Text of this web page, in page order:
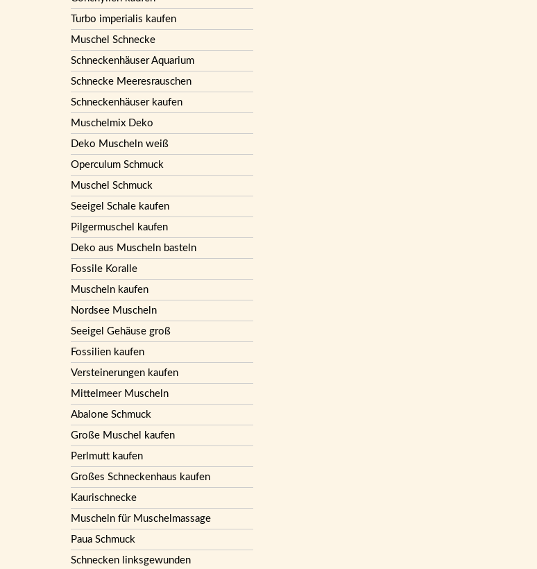
Turbo imperialis kaufen
Muschel Schnecke
Schneckenhäuser Aquarium
Schnecke Meeresrauschen
Schneckenhäuser kaufen
Muschelmix Deko
Deko Muscheln weiß
Operculum Schmuck
Muschel Schmuck
Seeigel Schale kaufen
Pilgermuschel kaufen
Deko aus Muscheln basteln
Fossile Koralle
Muscheln kaufen
Nordsee Muscheln
Seeigel Gehäuse groß
Fossilien kaufen
Versteinerungen kaufen
Mittelmeer Muscheln
Abalone Schmuck
Große Muschel kaufen
Perlmutt kaufen
Großes Schneckenhaus kaufen
Kaurischnecke
Muscheln für Muschelmassage
Paua Schmuck
Schnecken linksgewunden